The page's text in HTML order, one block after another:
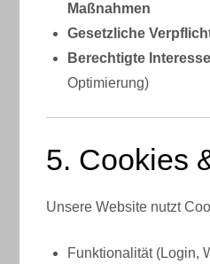
Maßnahmen
Gesetzliche
Berechtigte
Optimierung)
5. Cookies
Unsere Website nutzt
Funktionalität (Login,